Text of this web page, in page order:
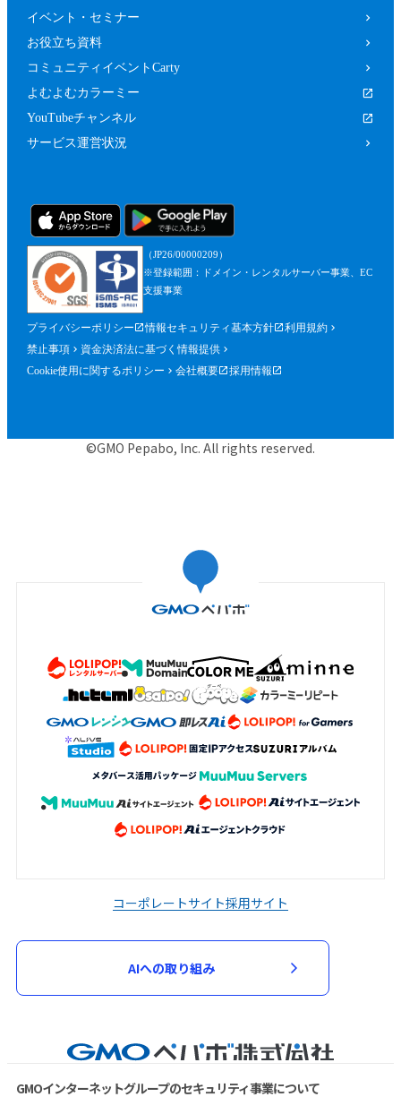
イベント・セミナー
お役立ち資料
コミュニティイベントCarty
よむよむカラーミー
YouTubeチャンネル
サービス運営状況
（JP26/00000209）
※登録範囲：ドメイン・レンタルサーバー事業、EC
支援事業
プライバシーポリシー 情報セキュリティ基本方針
利用規約
禁止事項
資金決済法に基づく情報提供
Cookie使用に関するポリシー
会社概要 採用情報
©GMO Pepabo, Inc. All rights reserved.
コーポレートサイト採用サイト
AIへの取り組み
GMOインターネットグループのセキュリティ事業について